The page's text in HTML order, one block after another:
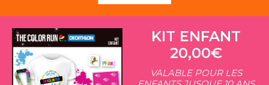
KIT ENFANT
20,00€
VALABLE POUR LES